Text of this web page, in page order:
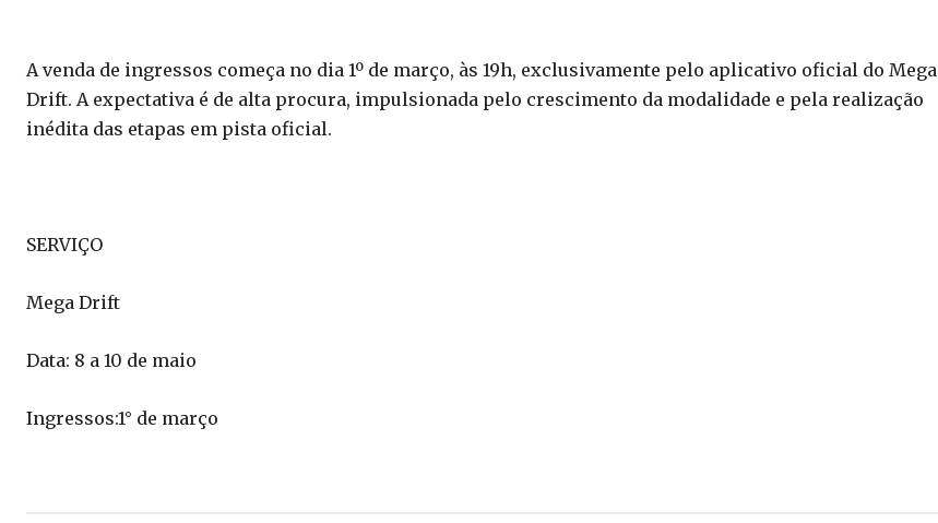
A venda de ingressos começa no dia 1º de março, às 19h, exclusivamente pelo aplicativo oficial do Mega
Drift. A expectativa é de alta procura, impulsionada pelo crescimento da modalidade e pela realização
inédita das etapas em pista oficial.
SERVIÇO
Mega Drift
Data: 8 a 10 de maio
Ingressos:1° de março